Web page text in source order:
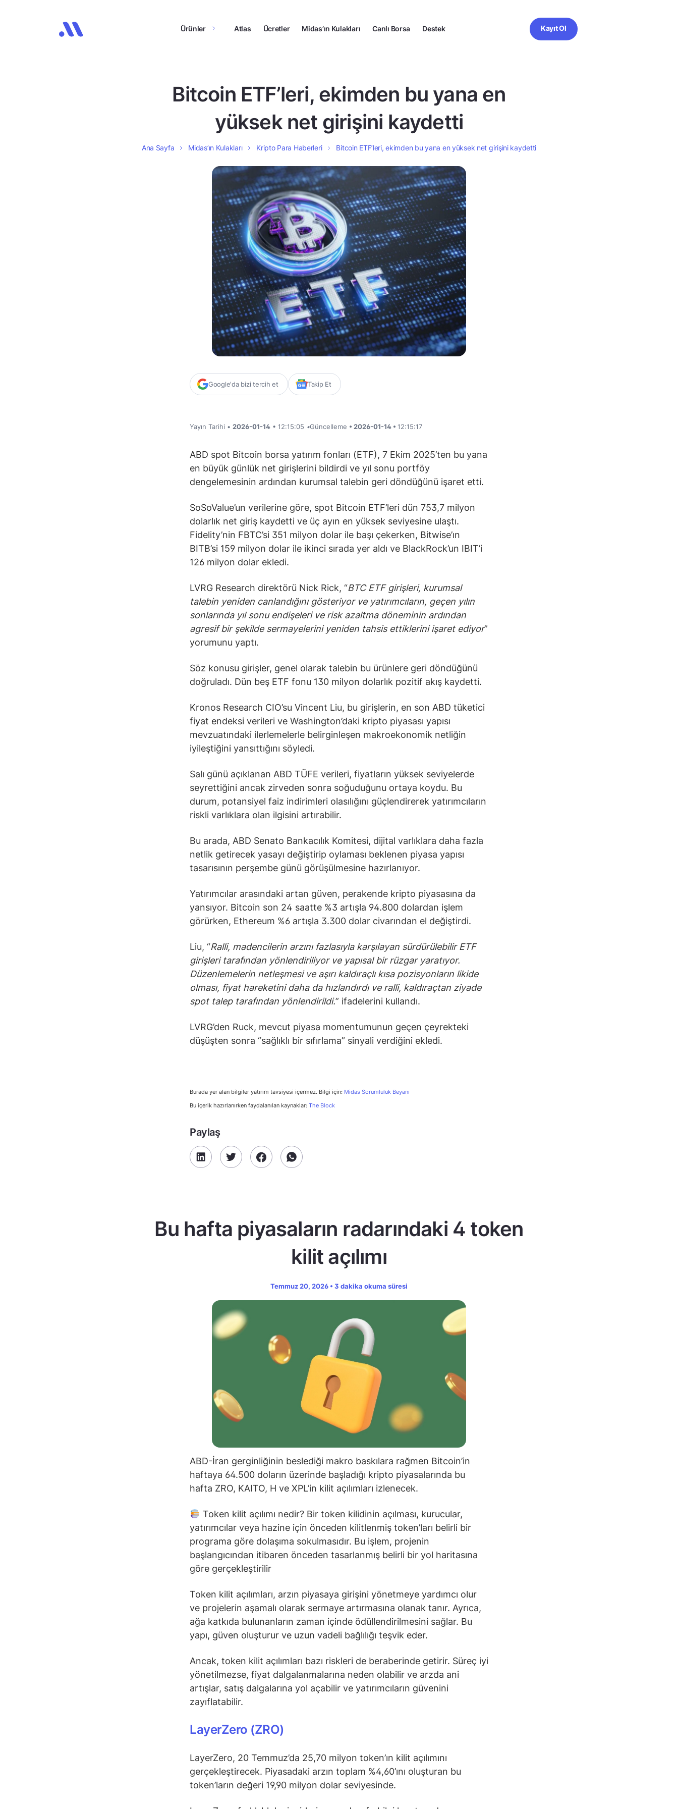
Ürünler Atlas Ücretler Midas’ın Kulakları Canlı Borsa Destek Kayıt Ol
Bitcoin ETF’leri, ekimden bu yana en
yüksek net girişini kaydetti
Ana Sayfa Midas’ın Kulakları Kripto Para Haberleri Bitcoin ETF’leri, ekimden bu yana en yüksek net girişini kaydetti
Google'da bizi tercih et Takip Et
Yayın Tarihi • 2026-01-14 • 12:15:05 •Güncelleme • 2026-01-14 • 12:15:17
ABD spot Bitcoin borsa yatırım fonları (ETF), 7 Ekim 2025’ten bu yana
en büyük günlük net girişlerini bildirdi ve yıl sonu portföy
dengelemesinin ardından kurumsal talebin geri döndüğünü işaret etti.
SoSoValue’un verilerine göre, spot Bitcoin ETF’leri dün 753,7 milyon
dolarlık net giriş kaydetti ve üç ayın en yüksek seviyesine ulaştı.
Fidelity’nin FBTC’si 351 milyon dolar ile başı çekerken, Bitwise’ın
BITB’si 159 milyon dolar ile ikinci sırada yer aldı ve BlackRock’un IBIT’i
126 milyon dolar ekledi.
LVRG Research direktörü Nick Rick, “BTC ETF girişleri, kurumsal
talebin yeniden canlandığını gösteriyor ve yatırımcıların, geçen yılın
sonlarında yıl sonu endişeleri ve risk azaltma döneminin ardından
agresif bir şekilde sermayelerini yeniden tahsis ettiklerini işaret ediyor”
yorumunu yaptı.
Söz konusu girişler, genel olarak talebin bu ürünlere geri döndüğünü
doğruladı. Dün beş ETF fonu 130 milyon dolarlık pozitif akış kaydetti.
Kronos Research CIO’su Vincent Liu, bu girişlerin, en son ABD tüketici
fiyat endeksi verileri ve Washington’daki kripto piyasası yapısı
mevzuatındaki ilerlemelerle belirginleşen makroekonomik netliğin
iyileştiğini yansıttığını söyledi.
Salı günü açıklanan ABD TÜFE verileri, fiyatların yüksek seviyelerde
seyrettiğini ancak zirveden sonra soğuduğunu ortaya koydu. Bu
durum, potansiyel faiz indirimleri olasılığını güçlendirerek yatırımcıların
riskli varlıklara olan ilgisini artırabilir.
Bu arada, ABD Senato Bankacılık Komitesi, dijital varlıklara daha fazla
netlik getirecek yasayı değiştirip oylaması beklenen piyasa yapısı
tasarısının perşembe günü görüşülmesine hazırlanıyor.
Yatırımcılar arasındaki artan güven, perakende kripto piyasasına da
yansıyor. Bitcoin son 24 saatte %3 artışla 94.800 dolardan işlem
görürken, Ethereum %6 artışla 3.300 dolar civarından el değiştirdi.
Liu, “Ralli, madencilerin arzını fazlasıyla karşılayan sürdürülebilir ETF
girişleri tarafından yönlendiriliyor ve yapısal bir rüzgar yaratıyor.
Düzenlemelerin netleşmesi ve aşırı kaldıraçlı kısa pozisyonların likide
olması, fiyat hareketini daha da hızlandırdı ve ralli, kaldıraçtan ziyade
spot talep tarafından yönlendirildi.” ifadelerini kullandı.
LVRG’den Ruck, mevcut piyasa momentumunun geçen çeyrekteki
düşüşten sonra “sağlıklı bir sıfırlama” sinyali verdiğini ekledi.
Burada yer alan bilgiler yatırım tavsiyesi içermez. Bilgi için: Midas Sorumluluk Beyanı
Bu içerik hazırlanırken faydalanılan kaynaklar: The Block
Paylaş
Bu hafta piyasaların radarındaki 4 token
kilit açılımı
Temmuz 20, 2026 • 3 dakika okuma süresi
ABD-İran gerginliğinin beslediği makro baskılara rağmen Bitcoin’in
haftaya 64.500 doların üzerinde başladığı kripto piyasalarında bu
hafta ZRO, KAITO, H ve XPL’in kilit açılımları izlenecek.
Token kilit açılımı nedir? Bir token kilidinin açılması, kurucular,
yatırımcılar veya hazine için önceden kilitlenmiş token’ları belirli bir
programa göre dolaşıma sokulmasıdır. Bu işlem, projenin
başlangıcından itibaren önceden tasarlanmış belirli bir yol haritasına
göre gerçekleştirilir
Token kilit açılımları, arzın piyasaya girişini yönetmeye yardımcı olur
ve projelerin aşamalı olarak sermaye artırmasına olanak tanır. Ayrıca,
ağa katkıda bulunanların zaman içinde ödüllendirilmesini sağlar. Bu
yapı, güven oluşturur ve uzun vadeli bağlılığı teşvik eder.
Ancak, token kilit açılımları bazı riskleri de beraberinde getirir. Süreç iyi
yönetilmezse, fiyat dalgalanmalarına neden olabilir ve arzda ani
artışlar, satış dalgalarına yol açabilir ve yatırımcıların güvenini
zayıflatabilir.
LayerZero (ZRO)
LayerZero, 20 Temmuz’da 25,70 milyon token’ın kilit açılımını
gerçekleştirecek. Piyasadaki arzın toplam %4,60’ını oluşturan bu
token’ların değeri 19,90 milyon dolar seviyesinde.